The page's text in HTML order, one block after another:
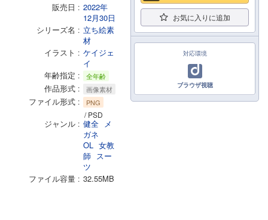
販売日
2022年
12月30日
シリーズ名
立ち絵素
材
イラスト
ケイジェ
イ
年齢指定
全年齢
作品形式 画像素材
ファイル形式 PNG
/ PSD
ジャンル 健全 メ
ガネ
OL 女教
師 スー
ツ
ファイル容量
32.55MB
お気に入りに追加
対応環境
ブラウザ視聴